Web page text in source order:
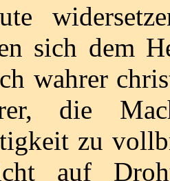
sich dem
wahrer
die
zu
auf